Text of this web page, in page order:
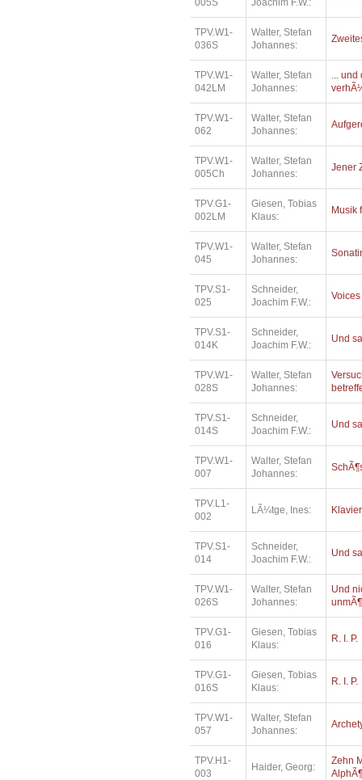
005S
Joachim F.W.:
TPV.W1-
036S
Walter, Stefan
Johannes:
TPV.W1-
042LM
Walter, Stefan
Johannes:
... und
TPV.W1-
062
Walter, Stefan
Johannes:
TPV.W1-
005Ch
Walter, Stefan
Johannes:
Jener
TPV.G1-
002LM
Giesen, Tobias
Klaus:
Musik
TPV.W1-
045
Walter, Stefan
Johannes:
TPV.S1-
025
Schneider,
Joachim F.W.:
TPV.S1-
014K
Schneider,
Joachim F.W.:
Und
TPV.W1-
028S
Walter, Stefan
Johannes:
TPV.S1-
014S
Schneider,
Joachim F.W.:
Und
TPV.W1-
007
Walter, Stefan
Johannes:
TPV.L1-
002
LÃ¼tge, Ines:
TPV.S1-
014
Schneider,
Joachim F.W.:
Und
TPV.W1-
026S
Walter, Stefan
Johannes:
Und
TPV.G1-
016
Giesen, Tobias
Klaus:
R. I. P.
TPV.G1-
016S
Giesen, Tobias
Klaus:
R. I. P.
TPV.W1-
057
Walter, Stefan
Johannes:
TPV.H1-
003
Haider, Georg:
Zehn